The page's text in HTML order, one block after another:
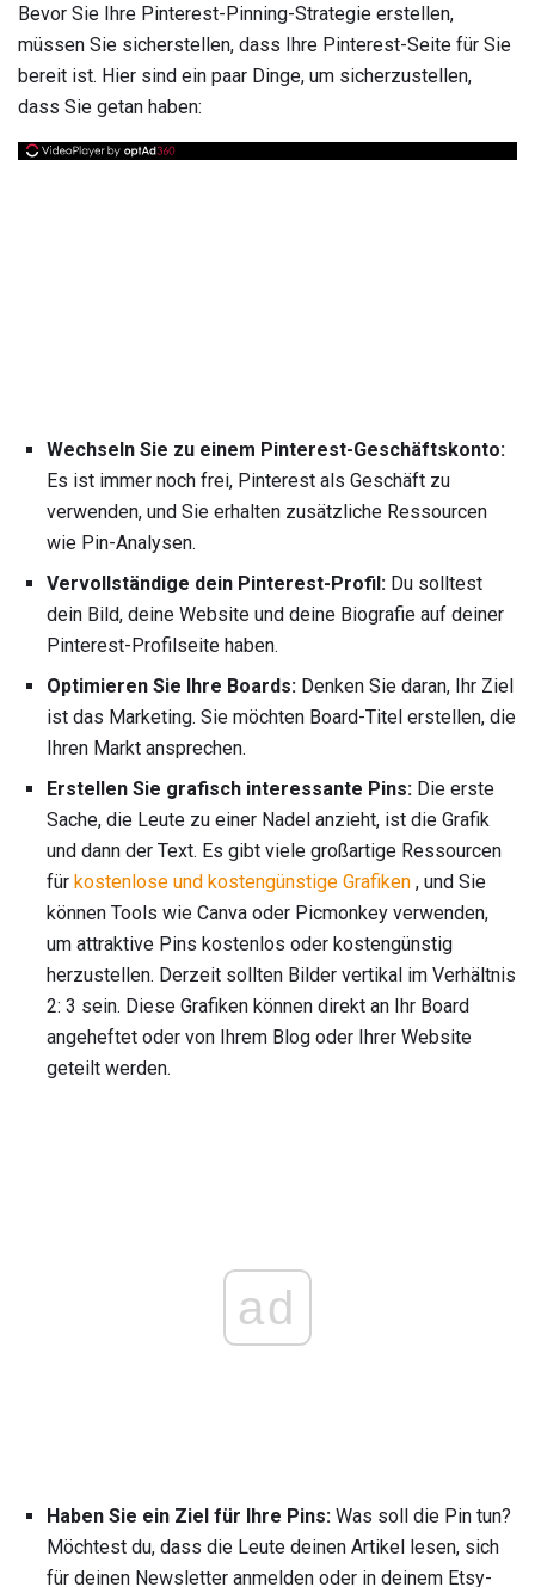
Bevor Sie Ihre Pinterest-Pinning-Strategie erstellen,
müssen Sie sicherstellen, dass Ihre Pinterest-Seite für Sie
bereit ist. Hier sind ein paar Dinge, um sicherzustellen,
dass Sie getan haben:
Wechseln Sie zu einem Pinterest-Geschäftskonto:
Es ist immer noch frei, Pinterest als Geschäft zu
verwenden, und Sie erhalten zusätzliche Ressourcen
wie Pin-Analysen.
Vervollständige dein Pinterest-Profil: Du solltest
dein Bild, deine Website und deine Biografie auf deiner
Pinterest-Profilseite haben.
Optimieren Sie Ihre Boards: Denken Sie daran, Ihr Ziel
ist das Marketing. Sie möchten Board-Titel erstellen, die
Ihren Markt ansprechen.
Erstellen Sie grafisch interessante Pins: Die erste
Sache, die Leute zu einer Nadel anzieht, ist die Grafik
und dann der Text. Es gibt viele großartige Ressourcen
für kostenlose und kostengünstige Grafiken , und Sie
können Tools wie Canva oder Picmonkey verwenden,
um attraktive Pins kostenlos oder kostengünstig
herzustellen. Derzeit sollten Bilder vertikal im Verhältnis
2: 3 sein. Diese Grafiken können direkt an Ihr Board
angeheftet oder von Ihrem Blog oder Ihrer Website
geteilt werden.
ad
Haben Sie ein Ziel für Ihre Pins: Was soll die Pin tun?
Möchtest du, dass die Leute deinen Artikel lesen, sich
für deinen Newsletter anmelden oder in deinem Etsy-